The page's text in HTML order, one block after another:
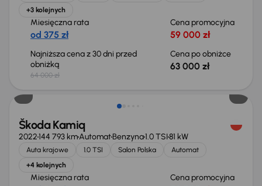
+3 kolejnych
Miesięczna rata
od 375 zł
Cena promocyjna
59 000 zł
Najniższa cena z 30 dni przed
obniżką
64 000 zł
Cena po obniżce
63 000 zł
Taniej o 1 000 zł
Škoda Kamiq
2022144 793 kmAutomatBenzyna1.0 TSI81 kW
Auta krajowe 1.0 TSI Salon Polska
Automat
+4 kolejnych
Miesięczna rata Cena promocyjna